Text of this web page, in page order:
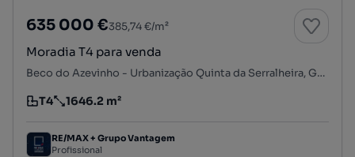
635 000 €385,74 €/m²
Moradia T4 para venda
Beco do Azevinho - Urbanização Quinta da Serralheira, Gâmbia-Pontes-Alto da Guerra, Setúbal, Setúbal
Tipologia
T4
Preço por metro quadrado
1646.2 m²
RE/MAX + Grupo Vantagem
Profissional